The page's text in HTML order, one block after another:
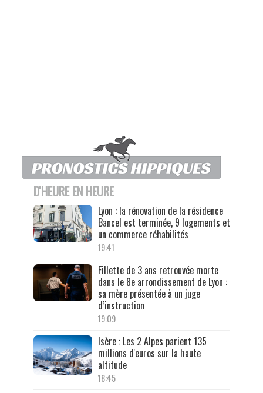
D'HEURE EN HEURE
Lyon : la rénovation de la résidence
Bancel est terminée, 9 logements et
un commerce réhabilités
19:41
Fillette de 3 ans retrouvée morte
dans le 8e arrondissement de Lyon :
sa mère présentée à un juge
d’instruction
19:09
Isère : Les 2 Alpes parient 135
millions d'euros sur la haute
altitude
18:45